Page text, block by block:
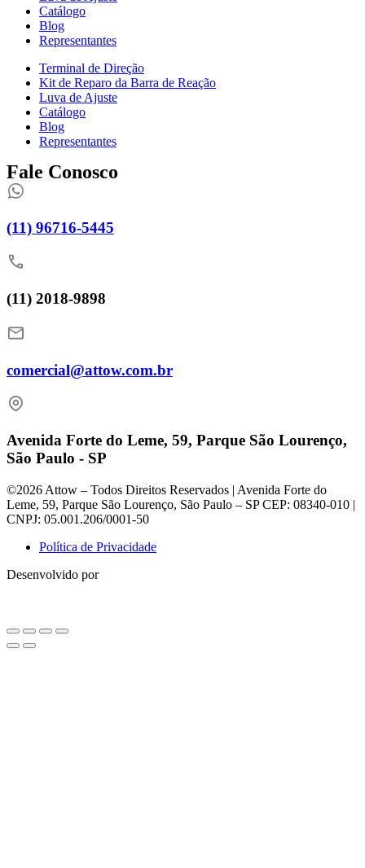
Catálogo
Blog
Representantes
Terminal de Direção
Kit de Reparo da Barra de Reação
Luva de Ajuste
Catálogo
Blog
Representantes
Fale Conosco
(11) 96716-5445
(11) 2018-9898
comercial@attow.com.br
Avenida Forte do Leme, 59, Parque São Lourenço,
São Paulo - SP
©2026 Attow – Todos Direitos Reservados | Avenida Forte do
Leme, 59, Parque São Lourenço, São Paulo – SP CEP: 08340-010 |
CNPJ: 05.001.206/0001-50
Política de Privacidade
Desenvolvido por